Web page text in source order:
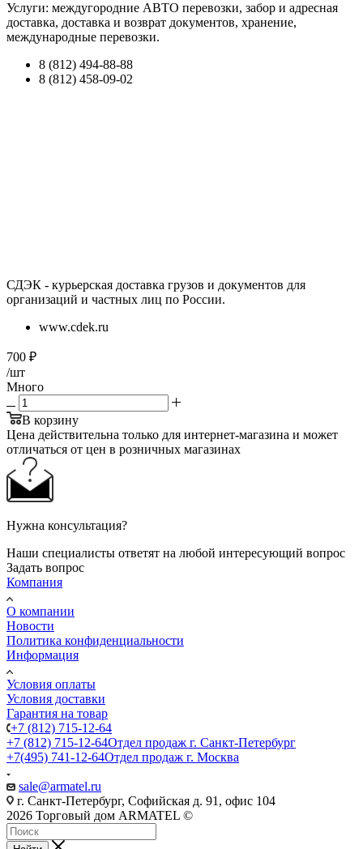
Услуги: междугородние АВТО перевозки, забор и адресная
доставка, доставка и возврат документов, хранение,
международные перевозки.
8 (812) 494-88-88
8 (812) 458-09-02
СДЭК - курьерская доставка грузов и документов для
организаций и частных лиц по России.
www.cdek.ru
700 ₽
/шт
Много
В корзину
Цена действительна только для интернет-магазина и может
отличаться от цен в розничных магазинах
Нужна консультация?
Наши специалисты ответят на любой интересующий вопрос
Задать вопрос
Компания
О компании
Новости
Политика конфиденциальности
Информация
Условия оплаты
Условия доставки
Гарантия на товар
+7 (812) 715-12-64
+7 (812) 715-12-64Отдел продаж г. Санкт-Петербург
+7(495) 741-12-64Отдел продаж г. Москва
sale@armatel.ru
г. Санкт-Петербург, Софийская д. 91, офис 104
2026 Торговый дом ARMATEL ©